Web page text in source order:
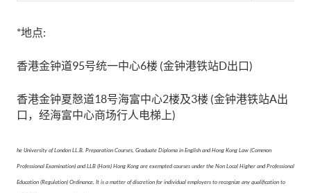
*地点:
香港金钟道95号统一中心6楼 (金钟港铁站D出口)
香港金钟夏慤道18号海富中心2楼及3楼 (金钟港铁站A出
口，经海富中心商场行人电梯上)
he University of London LL.B. Preparation Courses, Graduate Diploma in English and Hong Kong Law (Common
Professional Examination) and LLB (Hons) Hong Kong are exempted courses under the Non Local Higher and Professional
Education (Regulation) Ordinance. It is a matter of discretion for individual employers to recognize any qualification to